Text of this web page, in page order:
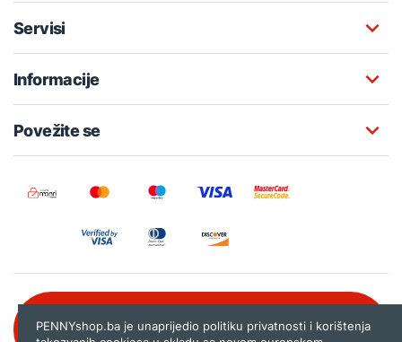
Servisi
Informacije
Povežite se
PENNYshop.ba je unaprijedio politiku privatnosti i korištenja